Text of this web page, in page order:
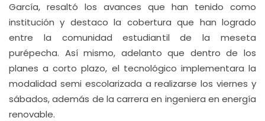
García, resaltó los avances que han tenido como
institución y destaco la cobertura que han logrado
entre la comunidad estudiantil de la meseta
purépecha. Así mismo, adelanto que dentro de los
planes a corto plazo, el tecnológico implementara la
modalidad semi escolarizada a realizarse los viernes y
sábados, además de la carrera en ingeniera en energía
renovable.